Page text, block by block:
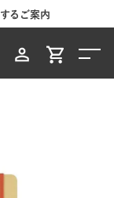
るご案内